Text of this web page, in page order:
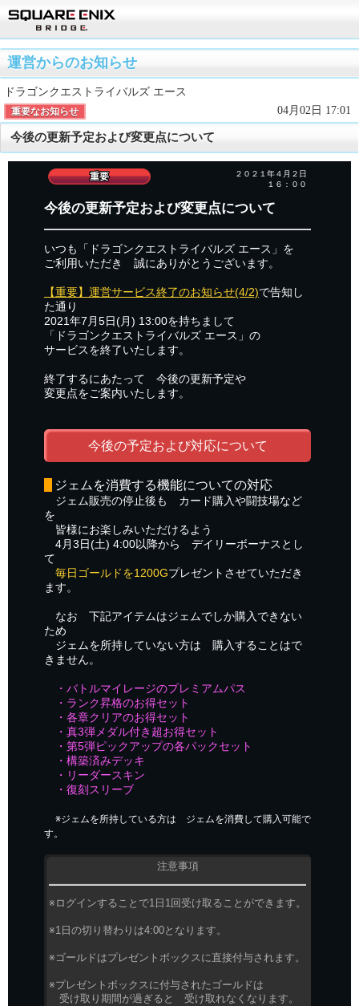
運営からのお知らせ
ドラゴンクエストライバルズ エース
重要なお知らせ 04月02日 17:01
今後の更新予定および変更点について
重要
２０２１年４月２日
１６：００
今後の更新予定および変更点について
いつも「ドラゴンクエストライバルズ エース」を
ご利用いただき 誠にありがとうございます。
【重要】運営サービス終了のお知らせ(4/2)で告知し
た通り
2021年7月5日(月) 13:00を持ちまして
「ドラゴンクエストライバルズ エース」の
サービスを終了いたします。
終了するにあたって 今後の更新予定や
変更点をご案内いたします。
今後の予定および対応について
ジェムを消費する機能についての対応
ジェム販売の停止後も カード購入や闘技場など
を
皆様にお楽しみいただけるよう
4月3日(土) 4:00以降から デイリーボーナスとし
て
毎日ゴールドを1200Gプレゼントさせていただき
ます。
なお 下記アイテムはジェムでしか購入できない
ため
ジェムを所持していない方は 購入することはで
きません。
・バトルマイレージのプレミアムパス
・ランク昇格のお得セット
・各章クリアのお得セット
・真3弾メダル付き超お得セット
・第5弾ピックアップの各パックセット
・構築済みデッキ
・リーダースキン
・復刻スリーブ
※ジェムを所持している方は ジェムを消費して購入可能で
す。
注意事項
※ログインすることで1日1回受け取ることができます。
※1日の切り替わりは4:00となります。
※ゴールドはプレゼントボックスに直接付与されます。
※プレゼントボックスに付与されたゴールドは
受け取り期間が過ぎると 受け取れなくなります。